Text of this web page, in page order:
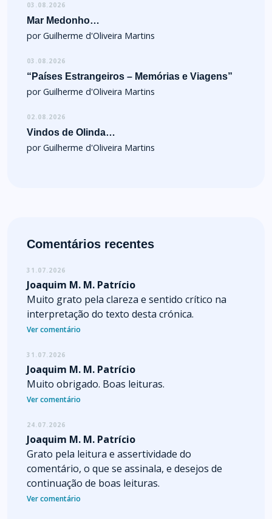
03.08.2026
Mar Medonho…
por Guilherme d'Oliveira Martins
03.08.2026
“Países Estrangeiros – Memórias e Viagens”
por Guilherme d'Oliveira Martins
02.08.2026
Vindos de Olinda…
por Guilherme d'Oliveira Martins
Comentários recentes
31.07.2026
Joaquim M. M. Patrício
Muito grato pela clareza e sentido crítico na
interpretação do texto desta crónica.
Ver comentário
31.07.2026
Joaquim M. M. Patrício
Muito obrigado. Boas leituras.
Ver comentário
24.07.2026
Joaquim M. M. Patrício
Grato pela leitura e assertividade do
comentário, o que se assinala, e desejos de
continuação de boas leituras.
Ver comentário